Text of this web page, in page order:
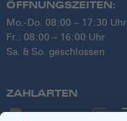
ÖFFNUNGSZEITEN:
Mo.-Do. 08:00 – 17:30 Uhr
Fr.: 08:00 – 16:00 Uhr
Sa. & So. geschlossen
ZAHLARTEN